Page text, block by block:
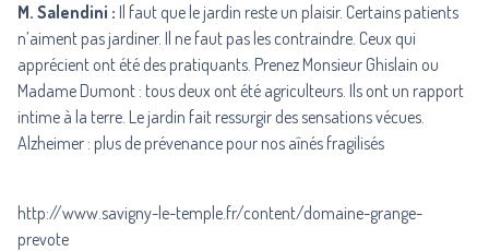
M. Salendini : Il faut que le jardin reste un plaisir. Certains patients
n’aiment pas jardiner. Il ne faut pas les contraindre. Ceux qui
apprécient ont été des pratiquants. Prenez Monsieur Ghislain ou
Madame Dumont : tous deux ont été agriculteurs. Ils ont un rapport
intime à la terre. Le jardin fait ressurgir des sensations vécues.
Alzheimer : plus de prévenance pour nos aînés fragilisés
http://www.savigny-le-temple.fr/content/domaine-grange-
prevote